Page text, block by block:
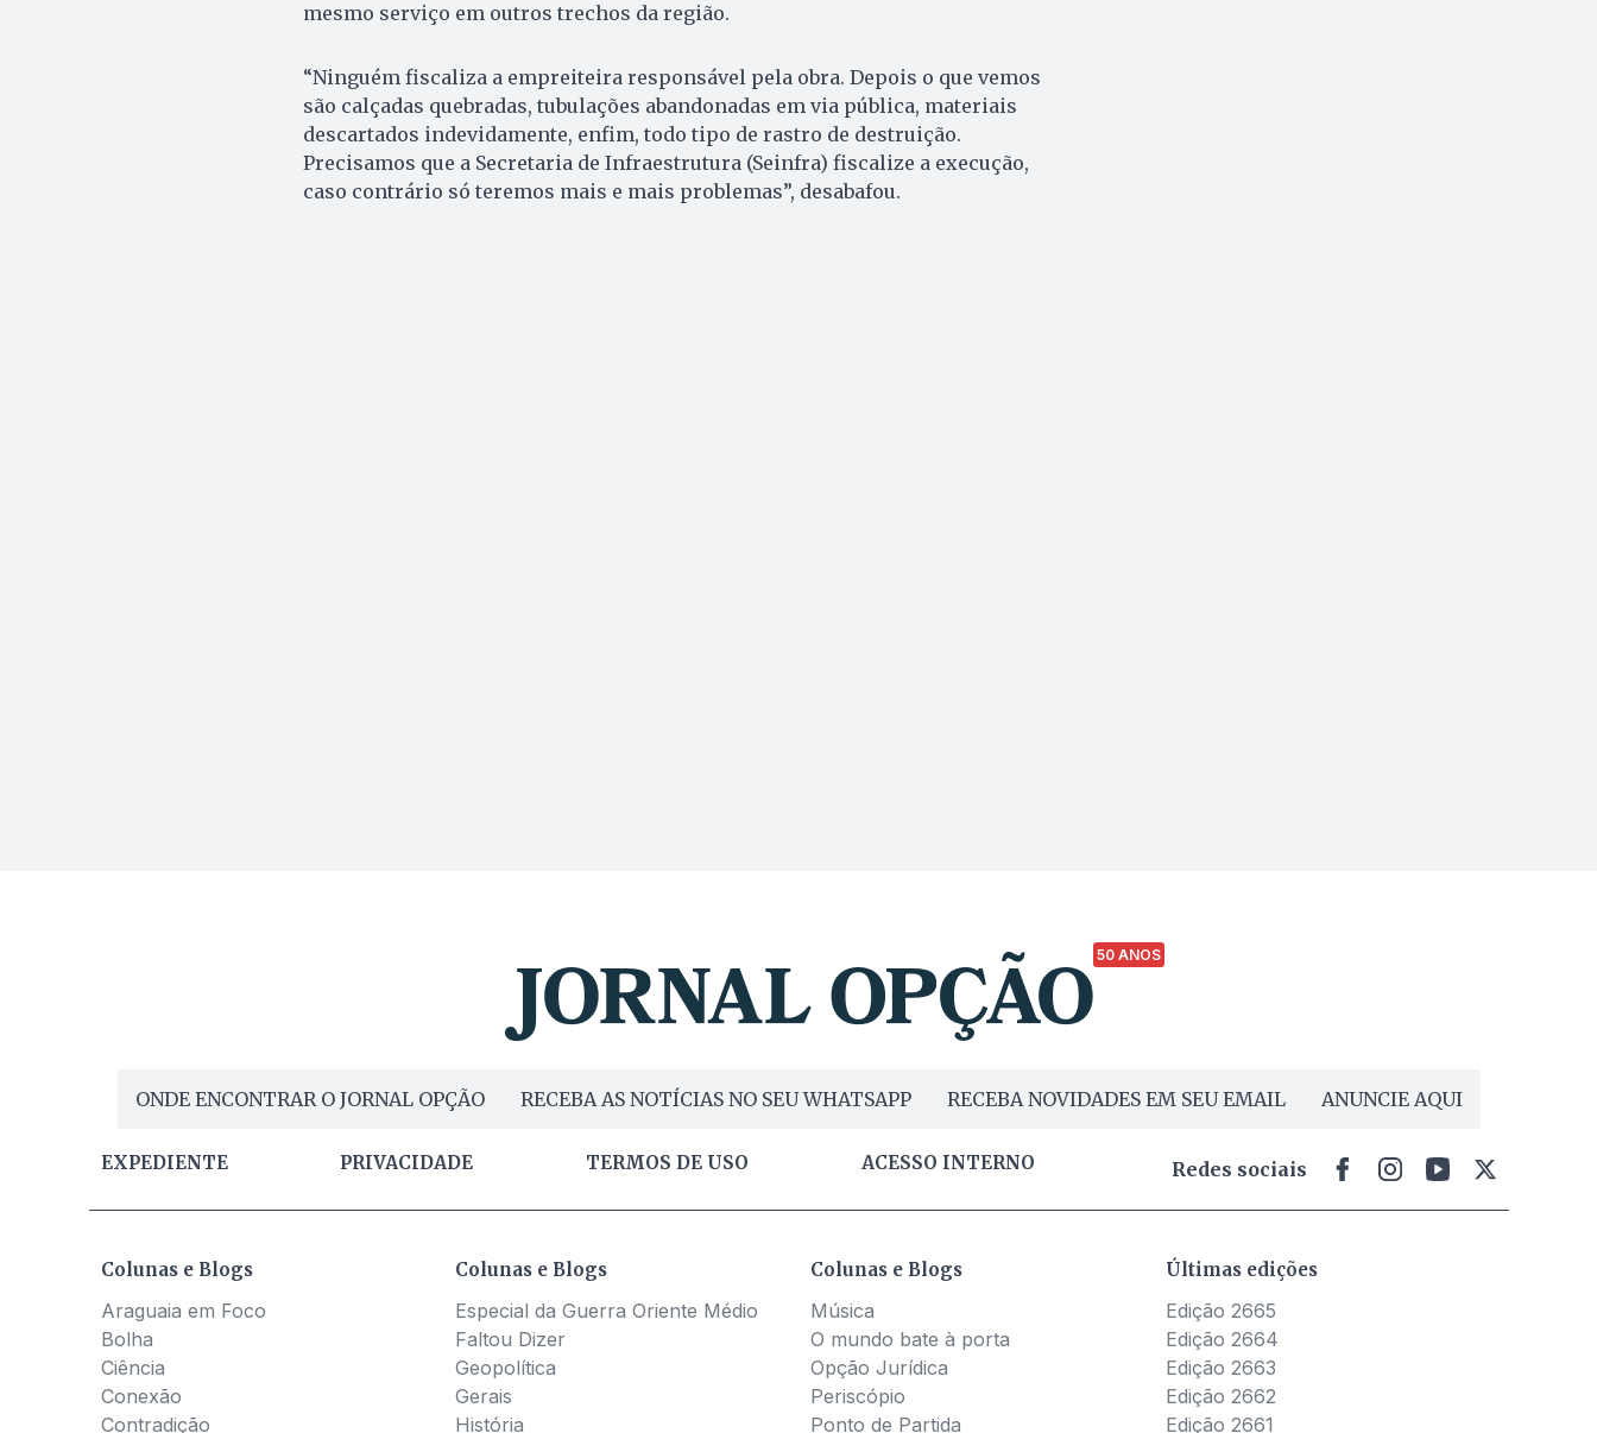
mesmo serviço em outros trechos da região.
“Ninguém fiscaliza a empreiteira responsável pela obra. Depois o que vemos
são calçadas quebradas, tubulações abandonadas em via pública, materiais
descartados indevidamente, enfim, todo tipo de rastro de destruição.
Precisamos que a Secretaria de Infraestrutura (Seinfra) fiscalize a execução,
caso contrário só teremos mais e mais problemas”, desabafou.
50 ANOS
ONDE ENCONTRAR O JORNAL OPÇÃO RECEBA AS NOTÍCIAS NO SEU WHATSAPP RECEBA NOVIDADES EM SEU EMAIL ANUNCIE AQUI
EXPEDIENTE PRIVACIDADE TERMOS DE USO ACESSO INTERNO Redes sociais
Colunas e Blogs
Araguaia em Foco
Bolha
Ciência
Conexão
Contradição
Colunas e Blogs
Especial da Guerra Oriente Médio
Faltou Dizer
Geopolítica
Gerais
História
Colunas e Blogs
Música
O mundo bate à porta
Opção Jurídica
Periscópio
Ponto de Partida
Últimas edições
Edição 2665
Edição 2664
Edição 2663
Edição 2662
Edição 2661